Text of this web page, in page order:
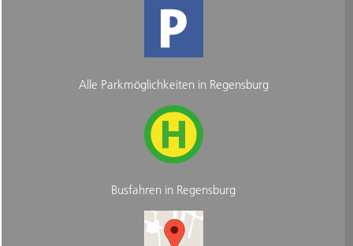
Alle Parkmöglichkeiten in Regensburg
Busfahren in Regensburg